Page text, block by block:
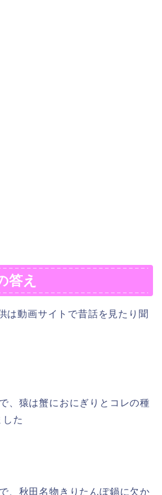
答え
は動画サイトで昔話を見たり聞
、猿は蟹におにぎりとコレの種
た
、秋田名物きりたんぽ鍋に欠か